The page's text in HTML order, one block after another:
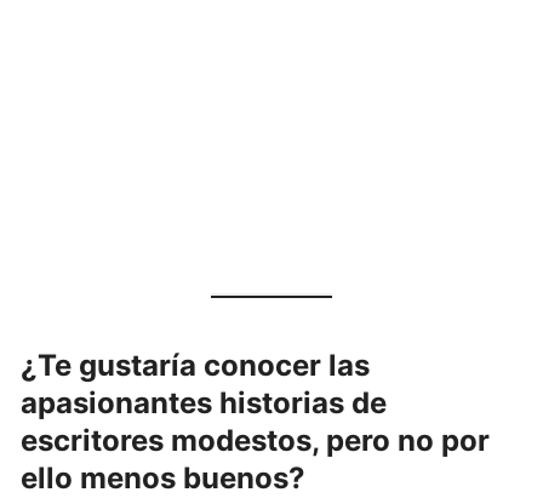
¿Te gustaría conocer las
apasionantes historias de
escritores modestos, pero no por
ello menos buenos?